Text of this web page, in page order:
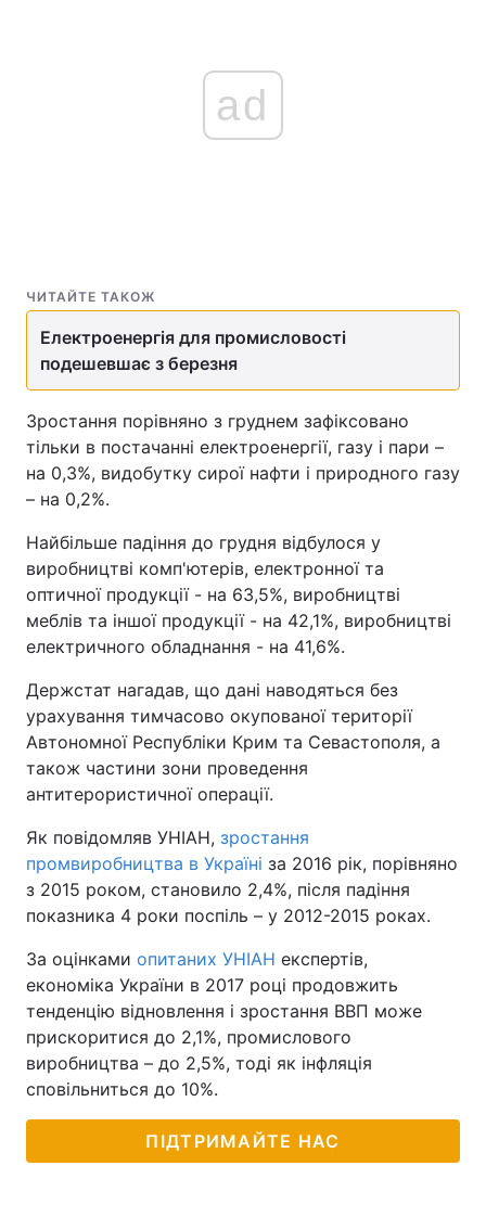
ad
ЧИТАЙТЕ ТАКОЖ
Електроенергія для промисловості
подешевшає з березня
Зростання порівняно з груднем зафіксовано
тільки в постачанні електроенергії, газу і пари –
на 0,3%, видобутку сирої нафти і природного газу
– на 0,2%.
Найбільше падіння до грудня відбулося у
виробництві комп'ютерів, електронної та
оптичної продукції - на 63,5%, виробництві
меблів та іншої продукції - на 42,1%, виробництві
електричного обладнання - на 41,6%.
Держстат нагадав, що дані наводяться без
урахування тимчасово окупованої території
Автономної Республіки Крим та Севастополя, а
також частини зони проведення
антитерористичної операції.
Як повідомляв УНІАН, зростання
промвиробництва в Україні за 2016 рік, порівняно
з 2015 роком, становило 2,4%, після падіння
показника 4 роки поспіль – у 2012-2015 роках.
За оцінками опитаних УНІАН експертів,
економіка України в 2017 році продовжить
тенденцію відновлення і зростання ВВП може
прискоритися до 2,1%, промислового
виробництва – до 2,5%, тоді як інфляція
сповільниться до 10%.
ПІДТРИМАЙТЕ НАС